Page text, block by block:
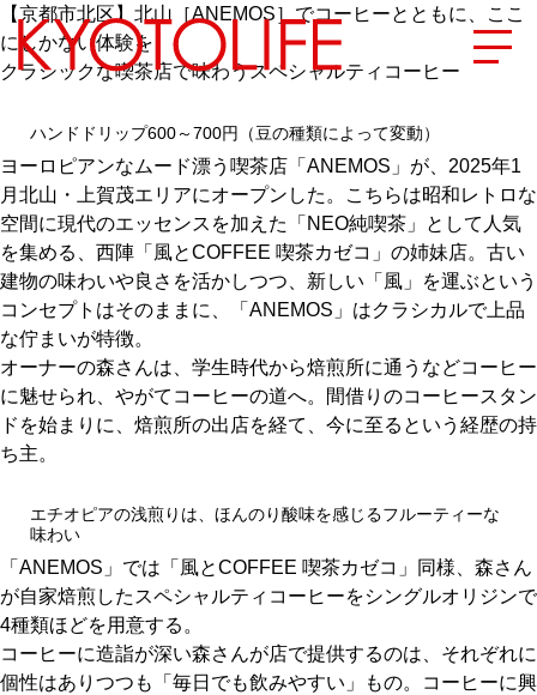
エリアから探す
地図から探す
カテゴリーから探す
SPECIAL
NEW OPEN
CULTURE
ABOUT US
Instagram
【京都市北区】北山［ANEMOS］でコーヒーとともに、ここ
にしかない体験を
クラシックな喫茶店で味わうスペシャルティコーヒー
ハンドドリップ600～700円（豆の種類によって変動）
ヨーロピアンなムード漂う喫茶店「ANEMOS」が、2025年1
月北山・上賀茂エリアにオープンした。こちらは昭和レトロな
空間に現代のエッセンスを加えた「NEO純喫茶」として人気
を集める、西陣「風とCOFFEE 喫茶カゼコ」の姉妹店。古い
建物の味わいや良さを活かしつつ、新しい「風」を運ぶという
コンセプトはそのままに、「ANEMOS」はクラシカルで上品
な佇まいが特徴。
オーナーの森さんは、学生時代から焙煎所に通うなどコーヒー
に魅せられ、やがてコーヒーの道へ。間借りのコーヒースタン
ドを始まりに、焙煎所の出店を経て、今に至るという経歴の持
ち主。
エチオピアの浅煎りは、ほんのり酸味を感じるフルーティーな
味わい
「ANEMOS」では「風とCOFFEE 喫茶カゼコ」同様、森さん
が自家焙煎したスペシャルティコーヒーをシングルオリジンで
4種類ほどを用意する。
コーヒーに造詣が深い森さんが店で提供するのは、それぞれに
個性はありつつも「毎日でも飲みやすい」もの。コーヒーに興